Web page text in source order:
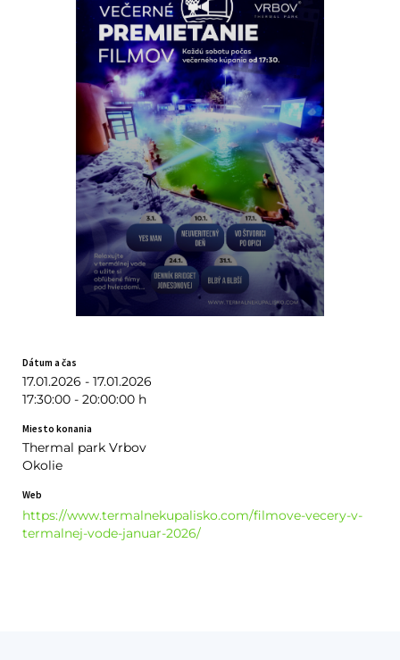
Dátum a čas
17.01.2026 - 17.01.2026
17:30:00 - 20:00:00 h
Miesto konania
Thermal park Vrbov
Okolie
Web
https://www.termalnekupalisko.com/filmove-vecery-v-
termalnej-vode-januar-2026/